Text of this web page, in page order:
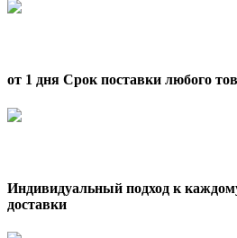
от 1 дня Срок поставки любого
Индивидуальный подход к
доставки